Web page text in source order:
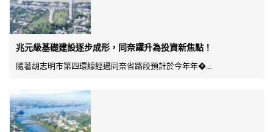
兆元級基礎建設逐步成形，同奈躍升為投資新焦點！
隨著胡志明市第四環線經過同奈省路段預計於今年年�...